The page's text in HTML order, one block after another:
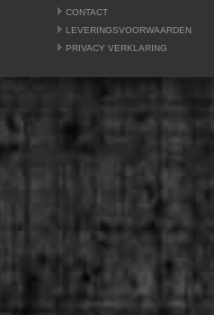
CONTACT
LEVERINGSVOORWAARDEN
PRIVACY VERKLARING